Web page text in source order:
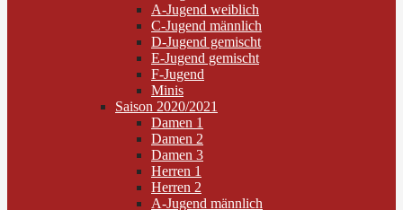
A-Jugend weiblich
C-Jugend männlich
D-Jugend gemischt
E-Jugend gemischt
F-Jugend
Minis
Saison 2020/2021
Damen 1
Damen 2
Damen 3
Herren 1
Herren 2
A-Jugend männlich